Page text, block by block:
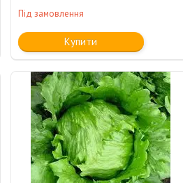
Під замовлення
Купити